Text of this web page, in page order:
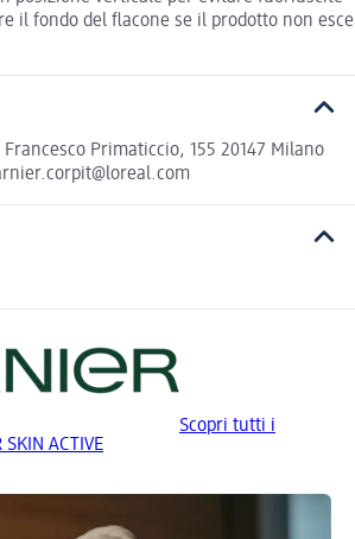
il fondo del flacone se il prodotto non esce
Primaticcio, 155 20147 Milano
Scopri tutti i
ACTIVE